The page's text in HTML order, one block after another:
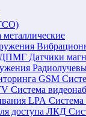
металлические
Датчики
Система
Система